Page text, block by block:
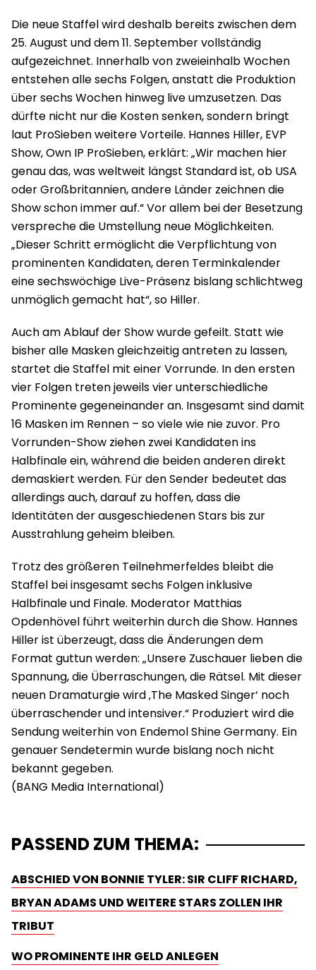
Die neue Staffel wird deshalb bereits zwischen dem
25. August und dem 11. September vollständig
aufgezeichnet. Innerhalb von zweieinhalb Wochen
entstehen alle sechs Folgen, anstatt die Produktion
über sechs Wochen hinweg live umzusetzen. Das
dürfte nicht nur die Kosten senken, sondern bringt
laut ProSieben weitere Vorteile. Hannes Hiller, EVP
Show, Own IP ProSieben, erklärt: „Wir machen hier
genau das, was weltweit längst Standard ist, ob USA
oder Großbritannien, andere Länder zeichnen die
Show schon immer auf.“ Vor allem bei der Besetzung
verspreche die Umstellung neue Möglichkeiten.
„Dieser Schritt ermöglicht die Verpflichtung von
prominenten Kandidaten, deren Terminkalender
eine sechswöchige Live-Präsenz bislang schlichtweg
unmöglich gemacht hat“, so Hiller.
Auch am Ablauf der Show wurde gefeilt. Statt wie
bisher alle Masken gleichzeitig antreten zu lassen,
startet die Staffel mit einer Vorrunde. In den ersten
vier Folgen treten jeweils vier unterschiedliche
Prominente gegeneinander an. Insgesamt sind damit
16 Masken im Rennen – so viele wie nie zuvor. Pro
Vorrunden-Show ziehen zwei Kandidaten ins
Halbfinale ein, während die beiden anderen direkt
demaskiert werden. Für den Sender bedeutet das
allerdings auch, darauf zu hoffen, dass die
Identitäten der ausgeschiedenen Stars bis zur
Ausstrahlung geheim bleiben.
Trotz des größeren Teilnehmerfeldes bleibt die
Staffel bei insgesamt sechs Folgen inklusive
Halbfinale und Finale. Moderator Matthias
Opdenhövel führt weiterhin durch die Show. Hannes
Hiller ist überzeugt, dass die Änderungen dem
Format guttun werden: „Unsere Zuschauer lieben die
Spannung, die Überraschungen, die Rätsel. Mit dieser
neuen Dramaturgie wird ‚The Masked Singer‘ noch
überraschender und intensiver.“ Produziert wird die
Sendung weiterhin von Endemol Shine Germany. Ein
genauer Sendetermin wurde bislang noch nicht
bekannt gegeben.
PASSEND ZUM THEMA:
ABSCHIED VON BONNIE TYLER: SIR CLIFF RICHARD,
BRYAN ADAMS UND WEITERE STARS ZOLLEN IHR
TRIBUT
WO PROMINENTE IHR GELD ANLEGEN